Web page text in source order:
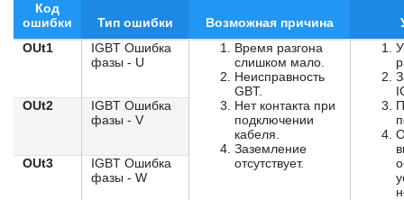
Код
ошибки
Тип ошибки Возможная причина
OUt1
IGBT Ошибка
фазы - U
Время разгона
слишком мало.
Неисправность
GBT.
Нет контакта при
подключении
кабеля.
Заземление
отсутствует.
OUt2
IGBT Ошибка
фазы - V
OUt3
IGBT Ошибка
фазы - W